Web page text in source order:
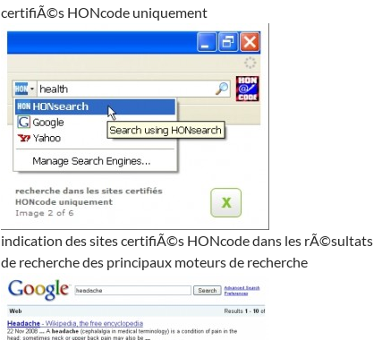
certifiÃ©s HONcode uniquement
indication des sites certifiÃ©s HONcode dans les rÃ©sultats
de recherche des principaux moteurs de recherche